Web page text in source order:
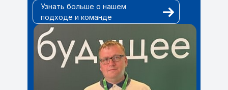
Узнать больше о нашем
подходе и команде